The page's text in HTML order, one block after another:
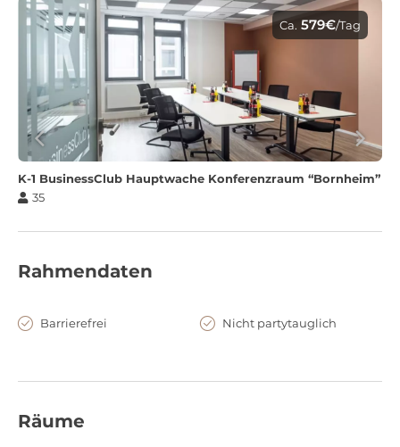
Ca. 579€/Tag
K-1 BusinessClub Hauptwache Konferenzraum “Bornheim”
35
Rahmendaten
Barrierefrei Nicht partytauglich
Räume